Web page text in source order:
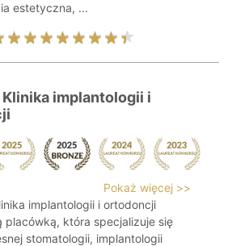
estetyczna, ...
implantologii i
Pokaż więcej >>
implantologii i ortodoncji
placówką, która specjalizuje się
stomatologii, implantologii